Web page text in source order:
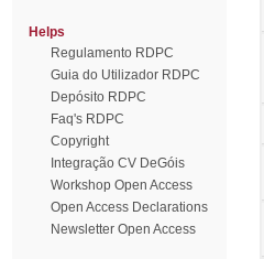
Helps
Regulamento RDPC
Guia do Utilizador RDPC
Depósito RDPC
Faq's RDPC
Copyright
Integração CV DeGóis
Workshop Open Access
Open Access Declarations
Newsletter Open Access